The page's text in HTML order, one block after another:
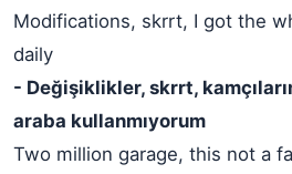
Modifications, skrrt, I got the
daily
- Değişiklikler, skrrt,
araba kullanmıyorum
Two million garage, this not a